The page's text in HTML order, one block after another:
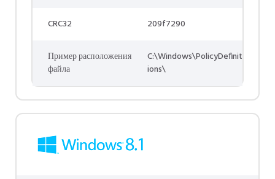
CRC32 209f7290
Пример расположения
файла
C:\Windows\PolicyDefinit
ions\